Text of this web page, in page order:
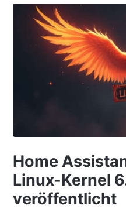
Home
Linux-Kernel
veröffentlicht